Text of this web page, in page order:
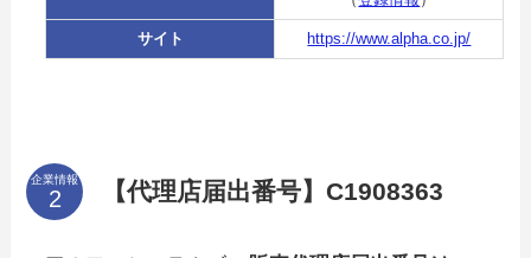
サイト https://www.alpha.co.jp/
企業情報 【代理店届出番号】C1908363